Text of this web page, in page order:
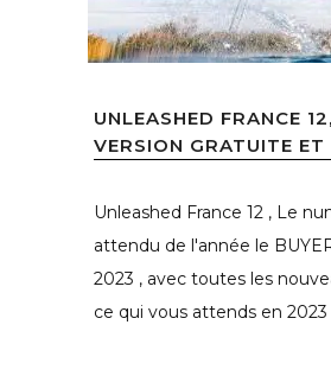
UNLEASHED FRANCE
VERSION GRATUITE ET
Unleashed France 12 , Le
attendu de l'année le
2023 , avec toutes les
ce qui vous attends en 2023